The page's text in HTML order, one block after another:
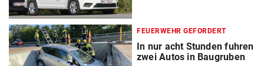
FEUERWEHR GEFORDERT
In nur acht Stunden fuhren
zwei Autos in Baugruben